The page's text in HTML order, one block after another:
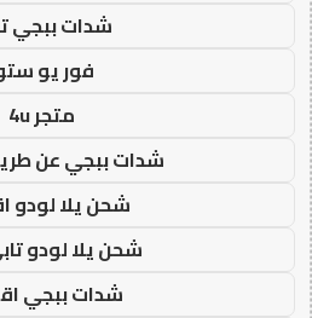
شدات ببجي
فور يو
متجر 4u
شدات ببجي عن
شحن يلا لودو
شحن يلا لودو
شدات ببجي